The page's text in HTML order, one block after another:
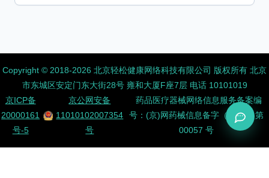
Copyright ©️ 2018-2026 北京轻松健康网络科技有限公司 版权所有 北京
市东城区安定门东大街28号 雍和大厦F座7层 电话 10101019
京ICP备
20000161
号-5
京公网安备
11010102007354
号
药品医疗器械网络信息服务备案编
号：(京)网药械信息备字（2026）第
00057 号